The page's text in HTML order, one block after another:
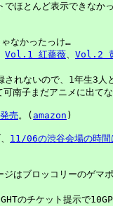
ほとんど表示できなか
なかったっけ…
Vol.1 紅薔薇、 Vol.2
れないので、1年生3人
南子まだアニメに出て
売。( amazon )
11/06の渋谷会場の時
はブロッコリーのゲマ
のチケット提示で